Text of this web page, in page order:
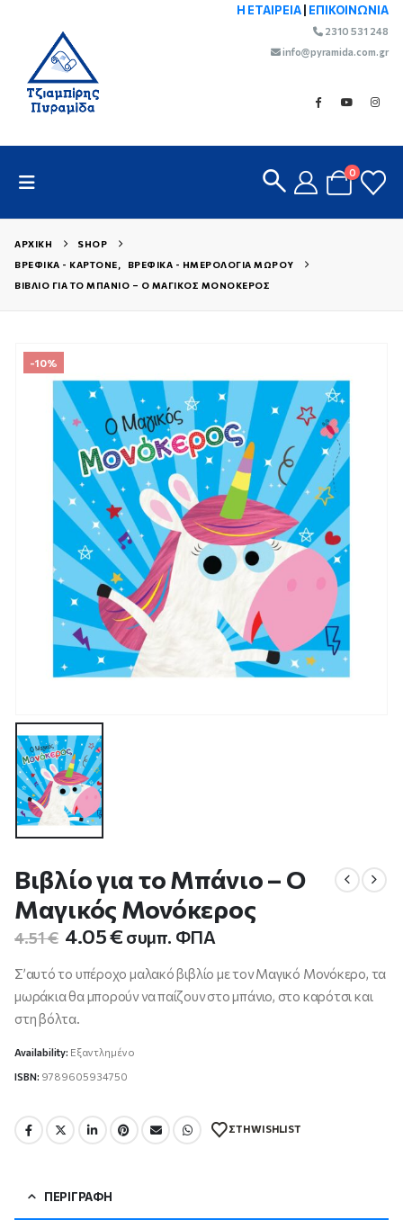
Η ΕΤΑΙΡΕΙΑ ΕΠΙΚΟΙΝΩΝΙΑ
2310 531 248
info@pyramida.com.gr
0
ΑΡΧΙΚΉ
SHOP
ΒΡΕΦΙΚΆ - ΚΑΡΤΟΝΈ,
ΒΡΕΦΙΚΆ - ΗΜΕΡΟΛΌΓΙΑ ΜΩΡΟΎ
ΒΙΒΛΊΟ ΓΙΑ ΤΟ ΜΠΆΝΙΟ – Ο ΜΑΓΙΚΌΣ ΜΟΝΌΚΕΡΟΣ
-10%
Βιβλίο για το Μπάνιο – Ο
Μαγικός Μονόκερος
4.51€ Original
was:
4.51 €.
4.05€Η
τρέχουσα
τιμή
είναι:
συμπ. ΦΠΑ
Σ’αυτό το υπέροχο μαλακό βιβλίο με τον Μαγικό Μονόκερο, τα
μωράκια θα μπορούν να παίζουν στο μπάνιο, στο καρότσι και
στη βόλτα.
Availability: Εξαντλημένο
ISBN: 9789605934750
ΣΤΗ WISHLIST
ΠΕΡΙΓΡΑΦΉ